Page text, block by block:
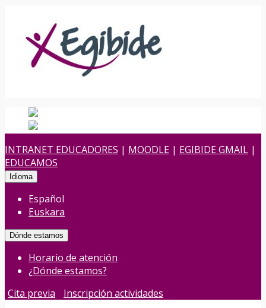
INTRANET EDUCADORES | MOODLE | EGIBIDE GMAIL |
EDUCAMOS
Idioma
Español
Euskara
Dónde estamos
Horario de atención
¿Dónde estamos?
Cita previa
Inscripción actividades